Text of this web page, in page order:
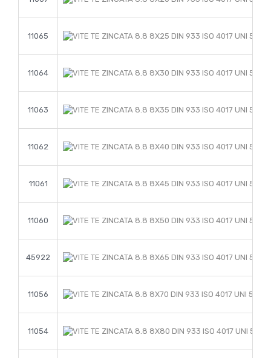
11065
11064
11063
11062
11061
11060
45922
11056
11054